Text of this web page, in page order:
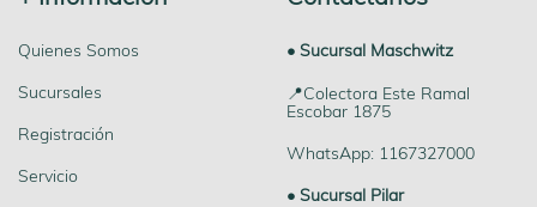
Quienes Somos
Sucursales
Registración
Servicio
• Sucursal Maschwitz
📍Colectora Este Ramal
Escobar 1875
WhatsApp: 1167327000
• Sucursal Pilar